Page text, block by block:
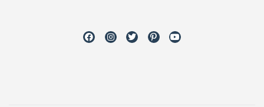
FacebookInstagram
TwitterPinterestYoutube